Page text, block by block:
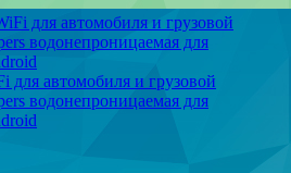
для автомобиля и грузовой
водонепроницаемая для